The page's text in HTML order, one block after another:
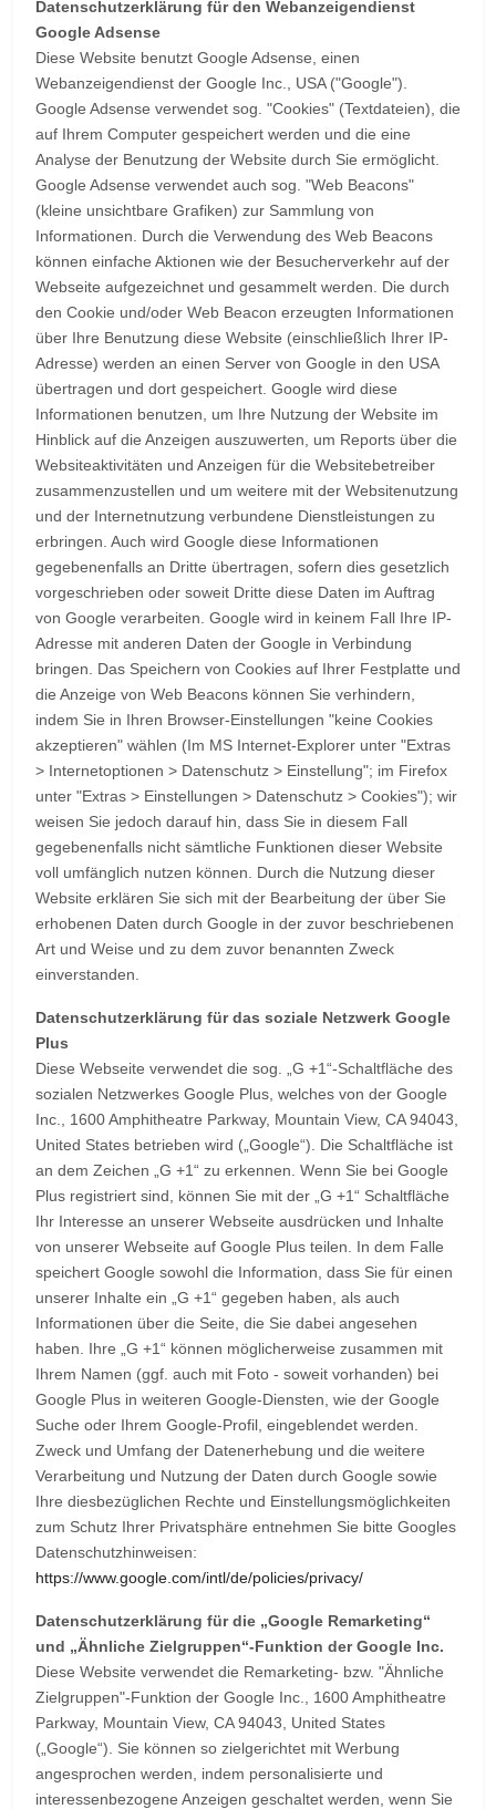
Datenschutzerklärung für den Webanzeigendienst
Google Adsense
Diese Website benutzt Google Adsense, einen
Webanzeigendienst der Google Inc., USA ("Google").
Google Adsense verwendet sog. "Cookies" (Textdateien), die
auf Ihrem Computer gespeichert werden und die eine
Analyse der Benutzung der Website durch Sie ermöglicht.
Google Adsense verwendet auch sog. "Web Beacons"
(kleine unsichtbare Grafiken) zur Sammlung von
Informationen. Durch die Verwendung des Web Beacons
können einfache Aktionen wie der Besucherverkehr auf der
Webseite aufgezeichnet und gesammelt werden. Die durch
den Cookie und/oder Web Beacon erzeugten Informationen
über Ihre Benutzung diese Website (einschließlich Ihrer IP-
Adresse) werden an einen Server von Google in den USA
übertragen und dort gespeichert. Google wird diese
Informationen benutzen, um Ihre Nutzung der Website im
Hinblick auf die Anzeigen auszuwerten, um Reports über die
Websiteaktivitäten und Anzeigen für die Websitebetreiber
zusammenzustellen und um weitere mit der Websitenutzung
und der Internetnutzung verbundene Dienstleistungen zu
erbringen. Auch wird Google diese Informationen
gegebenenfalls an Dritte übertragen, sofern dies gesetzlich
vorgeschrieben oder soweit Dritte diese Daten im Auftrag
von Google verarbeiten. Google wird in keinem Fall Ihre IP-
Adresse mit anderen Daten der Google in Verbindung
bringen. Das Speichern von Cookies auf Ihrer Festplatte und
die Anzeige von Web Beacons können Sie verhindern,
indem Sie in Ihren Browser-Einstellungen "keine Cookies
akzeptieren" wählen (Im MS Internet-Explorer unter "Extras
> Internetoptionen > Datenschutz > Einstellung"; im Firefox
unter "Extras > Einstellungen > Datenschutz > Cookies"); wir
weisen Sie jedoch darauf hin, dass Sie in diesem Fall
gegebenenfalls nicht sämtliche Funktionen dieser Website
voll umfänglich nutzen können. Durch die Nutzung dieser
Website erklären Sie sich mit der Bearbeitung der über Sie
erhobenen Daten durch Google in der zuvor beschriebenen
Art und Weise und zu dem zuvor benannten Zweck
einverstanden.
Datenschutzerklärung für das soziale Netzwerk Google
Plus
Diese Webseite verwendet die sog. „G +1“-Schaltfläche des
sozialen Netzwerkes Google Plus, welches von der Google
Inc., 1600 Amphitheatre Parkway, Mountain View, CA 94043,
United States betrieben wird („Google“). Die Schaltfläche ist
an dem Zeichen „G +1“ zu erkennen. Wenn Sie bei Google
Plus registriert sind, können Sie mit der „G +1“ Schaltfläche
Ihr Interesse an unserer Webseite ausdrücken und Inhalte
von unserer Webseite auf Google Plus teilen. In dem Falle
speichert Google sowohl die Information, dass Sie für einen
unserer Inhalte ein „G +1“ gegeben haben, als auch
Informationen über die Seite, die Sie dabei angesehen
haben. Ihre „G +1“ können möglicherweise zusammen mit
Ihrem Namen (ggf. auch mit Foto - soweit vorhanden) bei
Google Plus in weiteren Google-Diensten, wie der Google
Suche oder Ihrem Google-Profil, eingeblendet werden.
Zweck und Umfang der Datenerhebung und die weitere
Verarbeitung und Nutzung der Daten durch Google sowie
Ihre diesbezüglichen Rechte und Einstellungsmöglichkeiten
zum Schutz Ihrer Privatsphäre entnehmen Sie bitte Googles
Datenschutzhinweisen:
https://www.google.com/intl/de/policies/privacy/
Datenschutzerklärung für die „Google Remarketing“
und „Ähnliche Zielgruppen“-Funktion der Google Inc.
Diese Website verwendet die Remarketing- bzw. "Ähnliche
Zielgruppen"-Funktion der Google Inc., 1600 Amphitheatre
Parkway, Mountain View, CA 94043, United States
(„Google“). Sie können so zielgerichtet mit Werbung
angesprochen werden, indem personalisierte und
interessenbezogene Anzeigen geschaltet werden, wenn Sie